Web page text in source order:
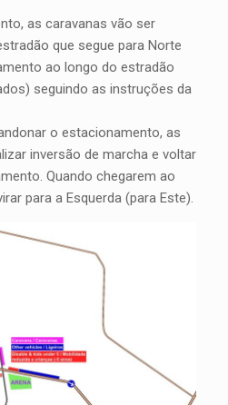
as caravanas vão ser
que segue para Norte
ao longo do estradão
seguindo as instruções da
o estacionamento, as
inversão de marcha e voltar
Quando chegarem ao
para a Esquerda (para Este).